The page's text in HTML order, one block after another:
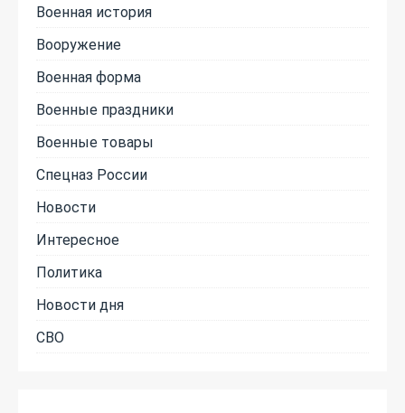
Военная история
Вооружение
Военная форма
Военные праздники
Военные товары
Спецназ России
Новости
Интересное
Политика
Новости дня
СВО